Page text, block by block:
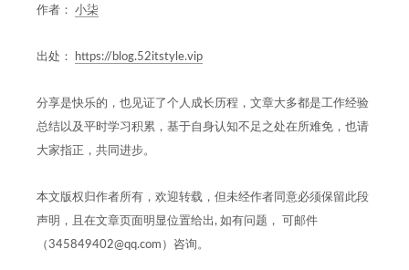
作者： 小柒
出处： https://blog.52itstyle.vip
分享是快乐的，也见证了个人成长历程，文章大多都是工作经验
总结以及平时学习积累，基于自身认知不足之处在所难免，也请
大家指正，共同进步。
本文版权归作者所有，欢迎转载，但未经作者同意必须保留此段
声明，且在文章页面明显位置给出, 如有问题， 可邮件
（345849402@qq.com）咨询。